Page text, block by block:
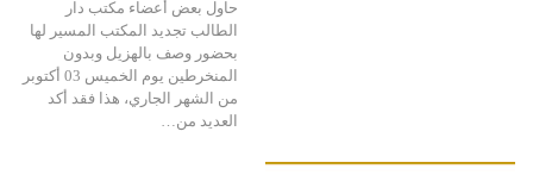
حاول بعض أعضاء مكتب دار
الطالب تجديد المكتب المسير لها
بحضور وصف بالهزيل وبدون
المنخرطين يوم الخميس 03 أكتوبر
من الشهر الجاري، هذا فقد أكد
العديد من…